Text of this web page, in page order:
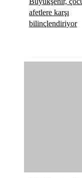
afetlere karşı
bilinçlendiriyor